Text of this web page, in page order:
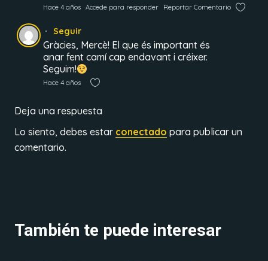
Hace 4 años Accede para responder Reportar Comentario
Seguir
Gràcies, Mercè! El que és important és
anar fent camí cap endavant i créixer.
Seguim!
Hace 4 años
Deja una respuesta
Lo siento, debes estar conectado para publicar un
comentario.
También te puede interesar